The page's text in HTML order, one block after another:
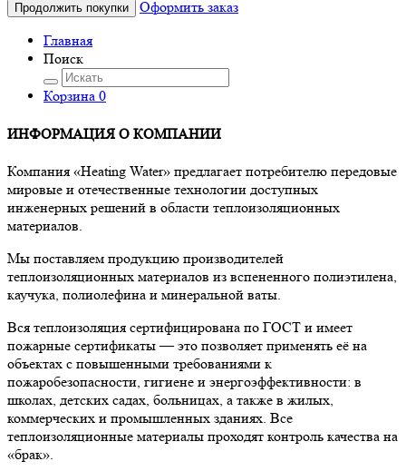
Продолжить покупки
Оформить заказ
Главная
Поиск
Корзина 0
ИНФОРМАЦИЯ О КОМПАНИИ
Компания «Heating Water» предлагает потребителю передовые
мировые и отечественные технологии доступных
инженерных решений в области теплоизоляционных
материалов.
Мы поставляем продукцию производителей
теплоизоляционных материалов из вспененного полиэтилена,
каучука, полиолефина и минеральной ваты.
Вся теплоизоляция сертифицирована по ГОСТ и имеет
пожарные сертификаты — это позволяет применять её на
объектах с повышенными требованиями к
пожаробезопасности, гигиене и энергоэффективности: в
школах, детских садах, больницах, а также в жилых,
коммерческих и промышленных зданиях. Все
теплоизоляционные материалы проходят контроль качества на
«брак».